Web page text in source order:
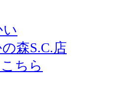
森S.C.店
ちら